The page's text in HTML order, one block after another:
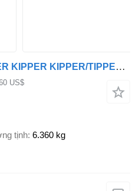
Carnehl CHKS/HH 2 ASSER KIPPER KIPPER/TIPPER /OPLEGGER/AUFLIEGER/TRAILER
US$
tịnh 6.360 kg